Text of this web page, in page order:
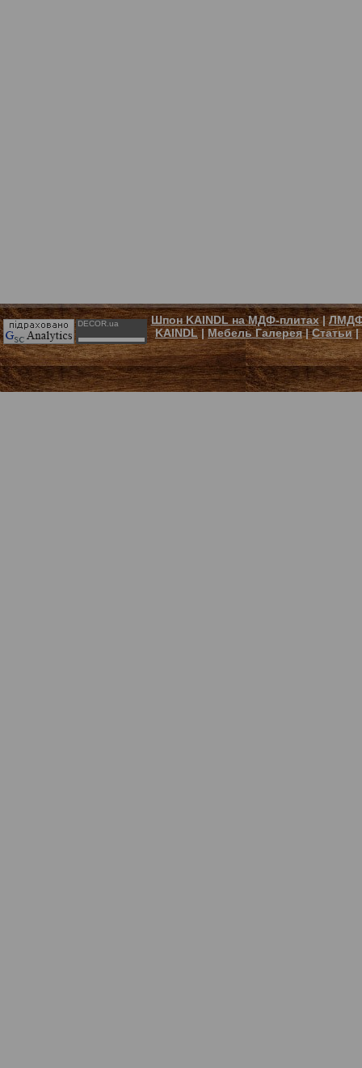
DECOR.ua Шпон KAINDL на МДФ-плитах|ЛМДФ
KAINDL| Мебель Галерея|Статьи|